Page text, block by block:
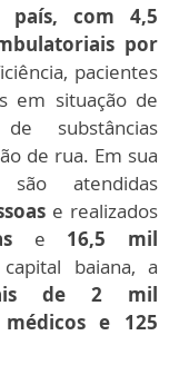
país, com 4,5
por
pacientes
em situação de
substâncias
de rua. Em sua
atendidas
e realizados
e 16,5 mil
baiana, a
de 2 mil
e 125